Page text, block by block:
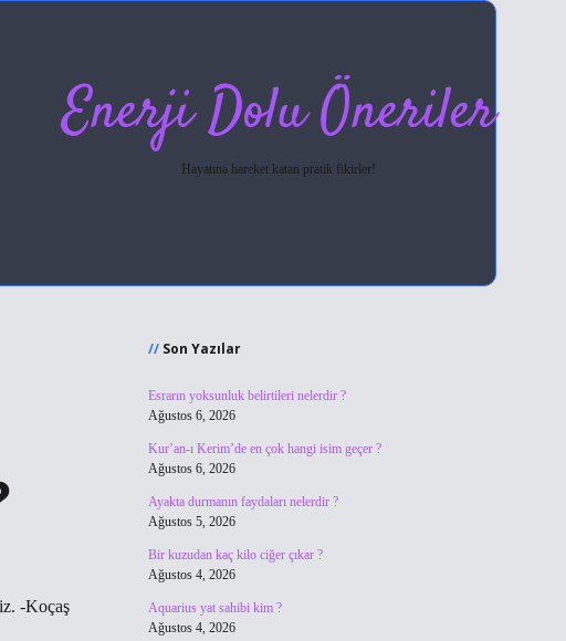
Enerji Dolu Öneriler
Hayatına hareket katan pratik fikirler!
-Koçaş
Son Yazılar
Esrarın yoksunluk belirtileri nelerdir ?
Ağustos 6, 2026
Kur’an-ı Kerim’de en çok hangi isim geçer ?
Ağustos 6, 2026
Ayakta durmanın faydaları nelerdir ?
Ağustos 5, 2026
Bir kuzudan kaç kilo ciğer çıkar ?
Ağustos 4, 2026
Aquarius yat sahibi kim ?
Ağustos 4, 2026